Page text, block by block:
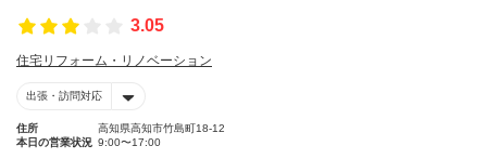
3.05
住宅リフォーム・リノベーション
出張・訪問対応
住所
高知県高知市竹島町18-12
本日の営業状況 9:00〜17:00